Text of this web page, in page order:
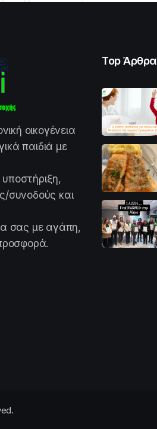
οικογένεια
παιδιά με
συνοδούς και
σας με αγάπη,
Top Άρθρα